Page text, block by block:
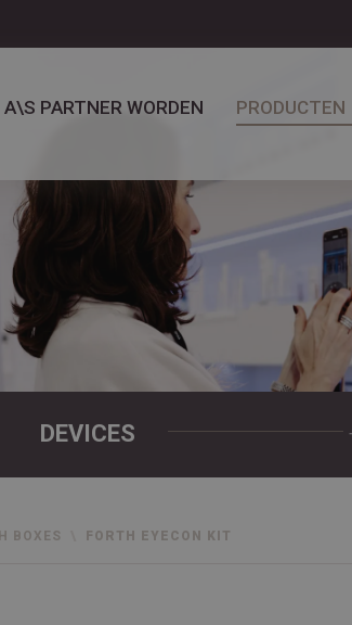
A\S PARTNER WORDEN PRODUCTEN
DEVICES
BOXES FORTH EYECON KIT